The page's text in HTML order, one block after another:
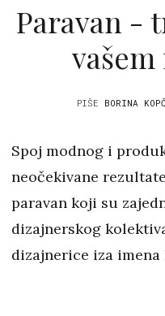
Paravan -
PIŠE BORINA
Spoj modnog i
neočekivane
paravan koji su
dizajnerskog
dizajnerice iza imena